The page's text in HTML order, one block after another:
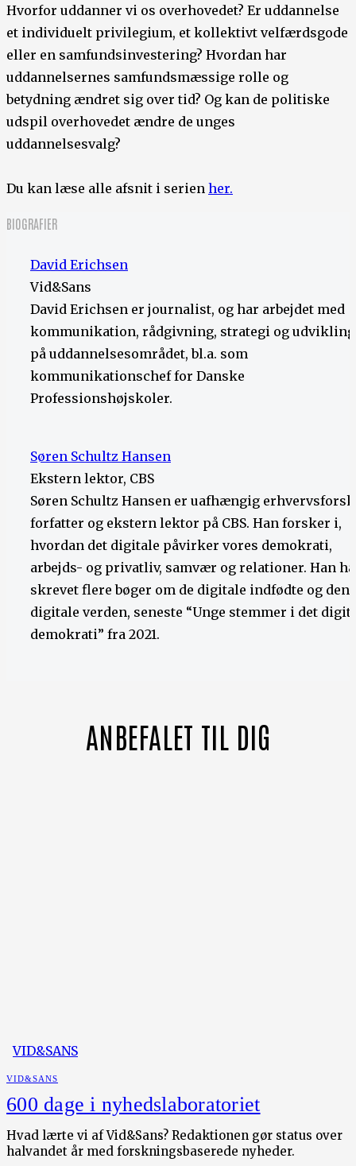
Hvorfor uddanner vi os overhovedet? Er uddannelse
et individuelt privilegium, et kollektivt velfærdsgode
eller en samfundsinvestering? Hvordan har
uddannelsernes samfundsmæssige rolle og
betydning ændret sig over tid? Og kan de politiske
udspil overhovedet ændre de unges
uddannelsesvalg?
Du kan læse alle afsnit i serien her.
BIOGRAFIER
David Erichsen
Vid&Sans
David Erichsen er journalist, og har arbejdet med
kommunikation, rådgivning, strategi og udvikling
på uddannelsesområdet, bl.a. som
kommunikationschef for Danske
Professionshøjskoler.
Søren Schultz Hansen
Ekstern lektor, CBS
Søren Schultz Hansen er uafhængig
forfatter og ekstern lektor på CBS. Han forsker i,
hvordan det digitale påvirker vores demokrati,
arbejds- og privatliv, samvær og relationer. Han
skrevet flere bøger om de digitale indfødte og den
digitale verden, seneste “Unge stemmer i det
demokrati” fra 2021.
ANBEFALET TIL DIG
VID&SANS
VID&SANS
600 dage i nyhedslaboratoriet
Hvad lærte vi af Vid&Sans? Redaktionen gør status over
halvandet år med forskningsbaserede nyheder.